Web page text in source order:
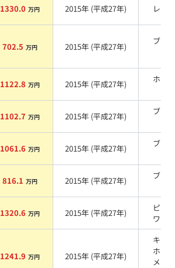
1330.0 万円 2015年 (平成27年) レッド
702.5 万円 2015年 (平成27年)
ブラ
1122.8 万円 2015年 (平成27年)
ホワ
1102.7 万円 2015年 (平成27年)
ブラ
1061.6 万円 2015年 (平成27年)
ブラ
816.1 万円 2015年 (平成27年)
ブラ
1320.6 万円 2015年 (平成27年)
ピュ
ワイト
1241.9 万円 2015年 (平成27年)
キャ
ホワ
メタ